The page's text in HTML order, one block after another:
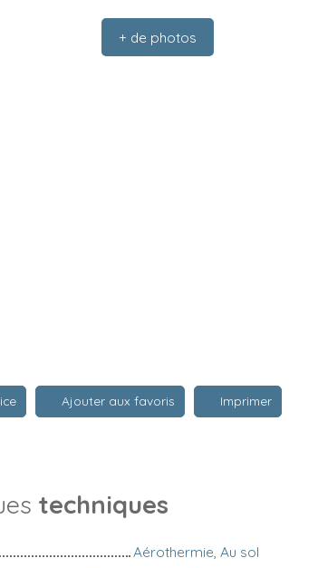
+ de photos
Ajouter aux favoris Imprimer
techniques
Aérothermie, Au sol